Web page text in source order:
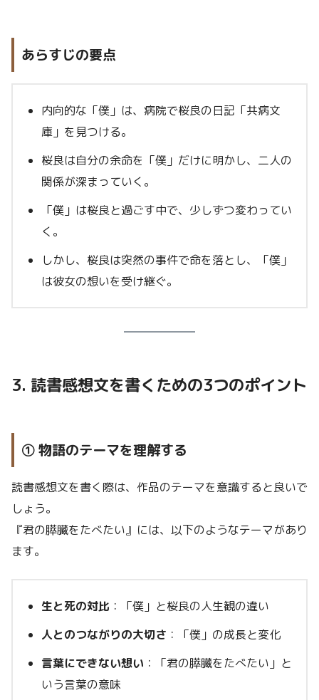
あらすじの要点
内向的な「僕」は、病院で桜良の日記「共病文
庫」を見つける。
桜良は自分の余命を「僕」だけに明かし、二人の
関係が深まっていく。
「僕」は桜良と過ごす中で、少しずつ変わってい
く。
しかし、桜良は突然の事件で命を落とし、「僕」
は彼女の想いを受け継ぐ。
3. 読書感想文を書くための3つのポイント
① 物語のテーマを理解する
読書感想文を書く際は、作品のテーマを意識すると良いで
しょう。
『君の膵臓をたべたい』には、以下のようなテーマがあり
ます。
生と死の対比 ：「僕」と桜良の人生観の違い
人とのつながりの大切さ ：「僕」の成長と変化
言葉にできない想い ：「君の膵臓をたべたい」と
いう言葉の意味